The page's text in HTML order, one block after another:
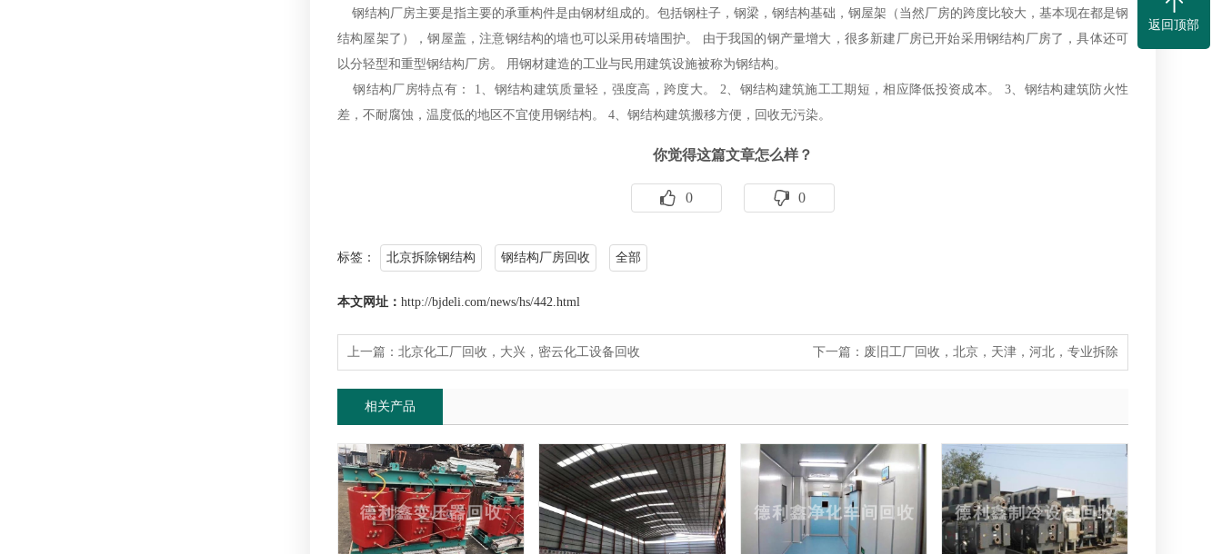
钢结构厂房主要是指主要的承重构件是由钢材组成的。包括钢柱子，钢梁，钢结构基础，钢屋架（当然厂房的跨度比较大，基本现在都是钢
结构屋架了），钢屋盖，注意钢结构的墙也可以采用砖墙围护。 由于我国的钢产量增大，很多新建厂房已开始采用钢结构厂房了，具体还可
以分轻型和重型钢结构厂房。 用钢材建造的工业与民用建筑设施被称为钢结构。
钢结构厂房特点有： 1、钢结构建筑质量轻，强度高，跨度大。 2、钢结构建筑施工工期短，相应降低投资成本。 3、钢结构建筑防火性
差，不耐腐蚀，温度低的地区不宜使用钢结构。 4、钢结构建筑搬移方便，回收无污染。
你觉得这篇文章怎么样？
0 0
标签： 北京拆除钢结构 钢结构厂房回收 全部
本文网址： http://bjdeli.com/news/hs/442.html
上一篇： 北京化工厂回收，大兴，密云化工设备回收 下一篇： 废旧工厂回收，北京，天津，河北，专业拆除
相关产品
返回顶部